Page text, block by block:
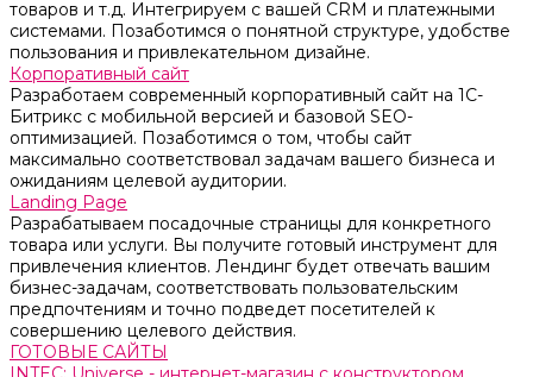
товаров и т.д. Интегрируем с вашей CRM и платежными
системами. Позаботимся о понятной структуре, удобстве
пользования и привлекательном дизайне.
Корпоративный сайт
Разработаем современный корпоративный сайт на 1С-
Битрикс с мобильной версией и базовой SEO-
оптимизацией. Позаботимся о том, чтобы сайт
максимально соответствовал задачам вашего бизнеса и
ожиданиям целевой аудитории.
Landing Page
Разрабатываем посадочные страницы для конкретного
товара или услуги. Вы получите готовый инструмент для
привлечения клиентов. Лендинг будет отвечать вашим
бизнес-задачам, соответствовать пользовательским
предпочтениям и точно подведет посетителей к
совершению целевого действия.
ГОТОВЫЕ САЙТЫ